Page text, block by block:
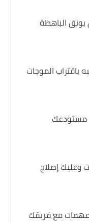
الباهظة
باقتراب الموجات
مستودعك
وعليك إصلاح
مع فريقك